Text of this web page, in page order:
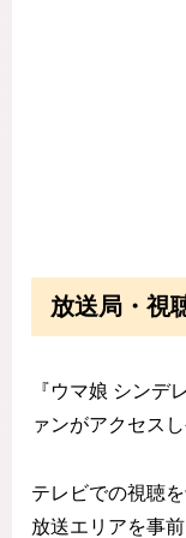
放送局・視
『ウマ娘 シンデ
ァンがアクセス
テレビでの視聴
放送エリアを事